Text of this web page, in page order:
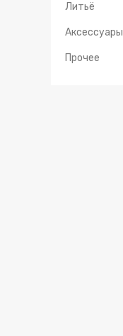
Литьё
Аксессуары
Прочее